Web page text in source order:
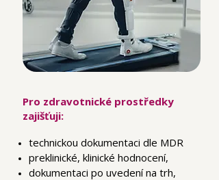
Pro zdravotnické prostředky
zajišťuji:
technickou dokumentaci dle MDR
preklinické, klinické hodnocení,
dokumentaci po uvedení na trh,